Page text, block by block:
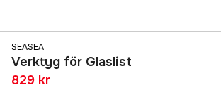
SEASEA
Verktyg för Glaslist
829 kr